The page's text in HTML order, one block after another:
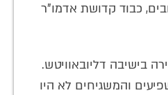
כבוד קדושת אדמו"ר
בישיבה דליובאוויטש.
והמשגיחים לא היו